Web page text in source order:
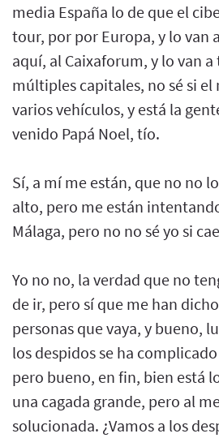
media España lo de que el
tour, por por Europa, y lo van
aquí, al Caixaforum, y lo van
múltiples capitales, no sé si
varios vehículos, y está la
venido Papá Noel, tío.
Sí, a mí me están, que no no
alto, pero me están
Málaga, pero no no sé yo si
Yo no no, la verdad que no
de ir, pero sí que me han
personas que vaya, y bueno,
los despidos se ha
pero bueno, en fin, bien está
una cagada grande, pero al
solucionada. ¿Vamos a los